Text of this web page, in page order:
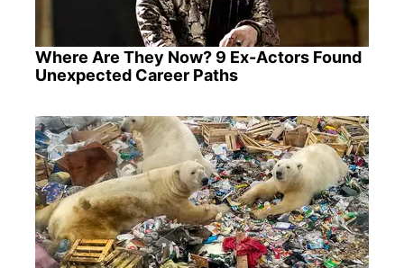
Where Are They Now? 9 Ex-Actors Found
Unexpected Career Paths